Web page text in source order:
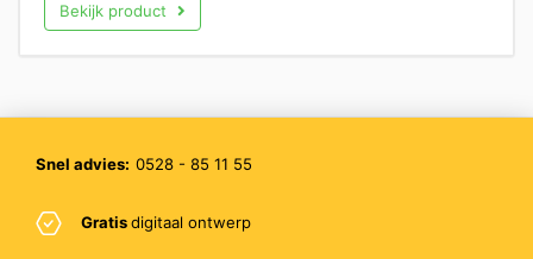
Bekijk product
Snel advies: 0528 - 85 11 55
Gratisdigitaal ontwerp